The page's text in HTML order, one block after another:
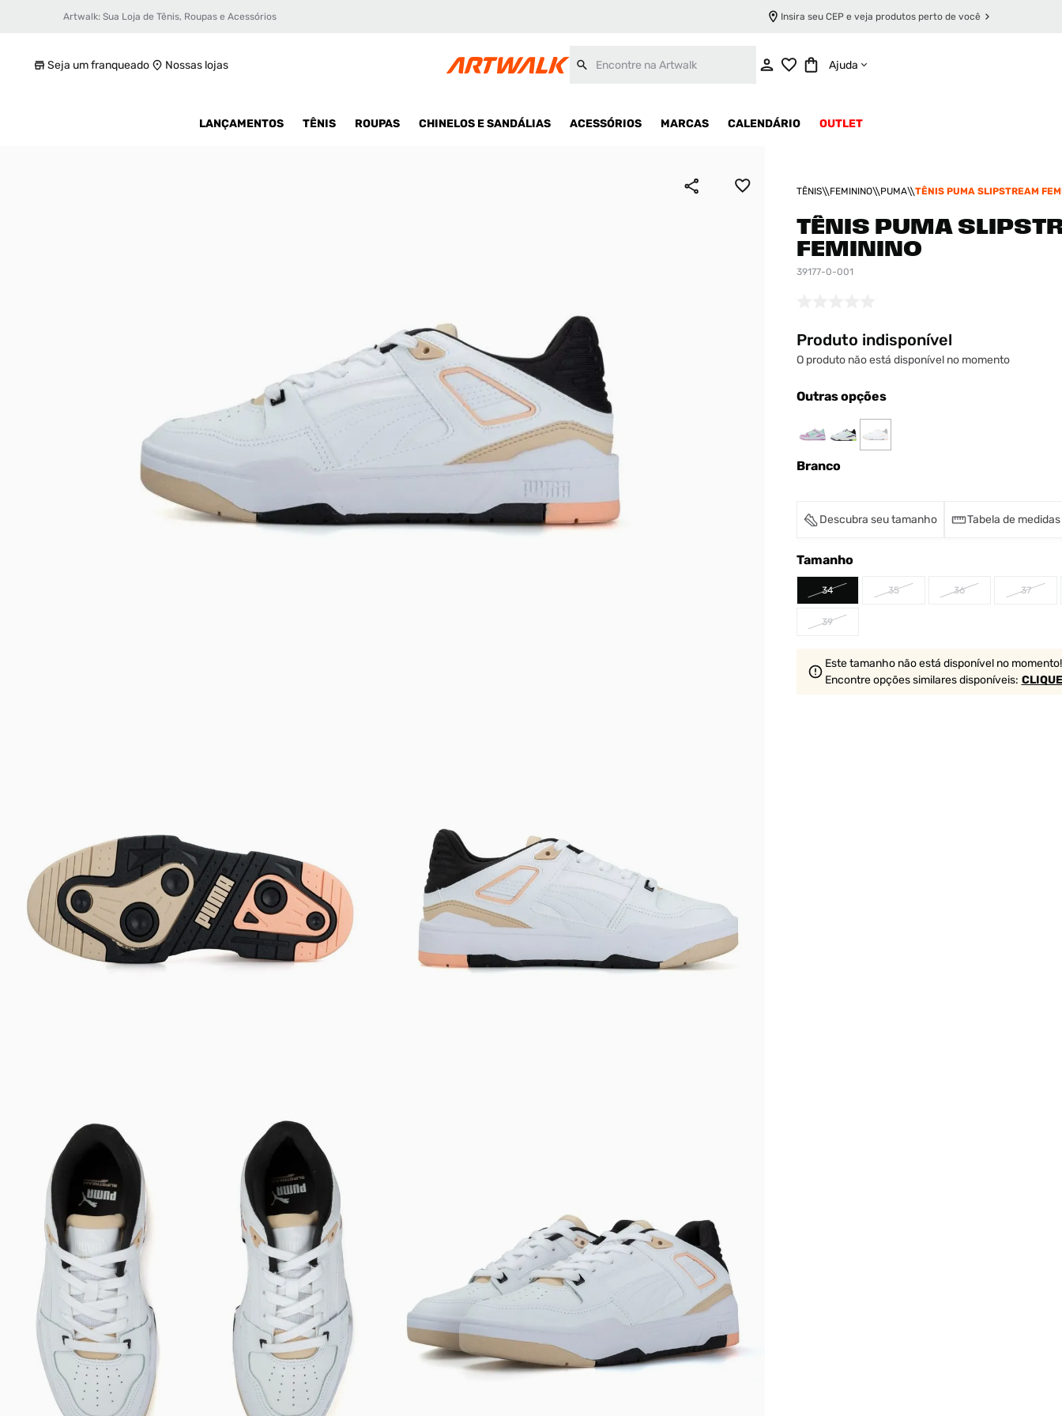
Artwalk: Sua Loja de Tênis, Roupas e Acessórios Insira seu CEP e veja produtos perto de você
Seja um franqueado Nossas lojas Ajuda
LANÇAMENTOS TÊNIS ROUPAS CHINELOS E SANDÁLIAS ACESSÓRIOS MARCAS CALENDÁRIO OUTLET
TÊNIS FEMININO PUMA TÊNIS PUMA SLIPSTREAM
TÊNIS PUMA
FEMININO
39177-0-001
Produto indisponível
O produto não está disponível no momento
Outras opções
Branco
Descubra seu tamanho Tabela de medidas
Tamanho
34 35 36 37
39
Este tamanho não está disponível no momento!
Encontre opções similaresdisponíveis:
Tênis Puma Slipstream Feminino